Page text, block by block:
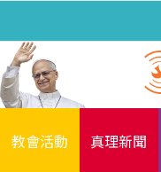
教會活動 真理新聞